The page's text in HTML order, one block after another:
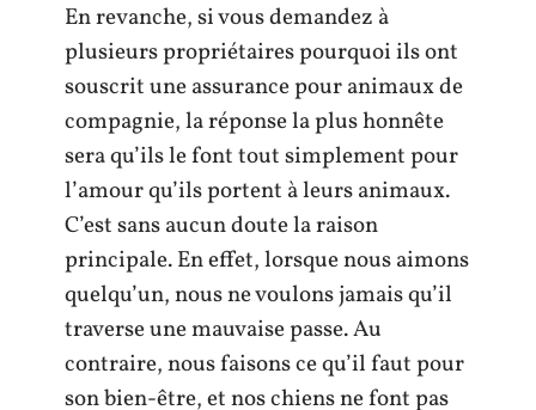
En revanche, si vous demandez à
plusieurs propriétaires pourquoi ils ont
souscrit une assurance pour animaux de
compagnie, la réponse la plus honnête
sera qu’ils le font tout simplement pour
l’amour qu’ils portent à leurs animaux.
C’est sans aucun doute la raison
principale. En effet, lorsque nous aimons
quelqu’un, nous ne voulons jamais qu’il
traverse une mauvaise passe. Au
contraire, nous faisons ce qu’il faut pour
son bien-être, et nos chiens ne font pas